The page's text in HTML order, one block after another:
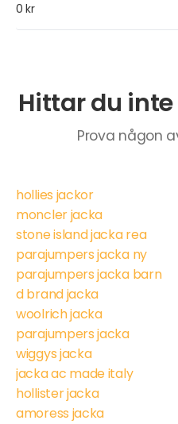
0 kr
Hittar du
Prova någon
hollies jackor
moncler jacka
stone island jacka rea
parajumpers jacka ny
parajumpers jacka barn
d brand jacka
woolrich jacka
parajumpers jacka
wiggys jacka
jacka ac made italy
hollister jacka
amoress jacka